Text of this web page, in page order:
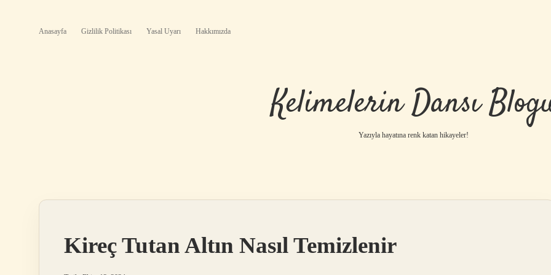
Anasayfa Gizlilik Politikası Yasal Uyarı Hakkımızda
Kelimelerin Dansı
Yazıyla hayatına renk katan hikayeler!
Kireç Tutan Altın Nasıl Temizlenir